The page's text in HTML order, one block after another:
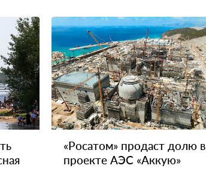
«Росатом» продаст долю в
проекте АЭС «Аккую»